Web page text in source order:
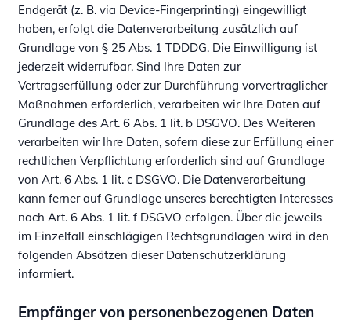
Endgerät (z. B. via Device-Fingerprinting) eingewilligt
haben, erfolgt die Datenverarbeitung zusätzlich auf
Grundlage von § 25 Abs. 1 TDDDG. Die Einwilligung ist
jederzeit widerrufbar. Sind Ihre Daten zur
Vertragserfüllung oder zur Durchführung vorvertraglicher
Maßnahmen erforderlich, verarbeiten wir Ihre Daten auf
Grundlage des Art. 6 Abs. 1 lit. b DSGVO. Des Weiteren
verarbeiten wir Ihre Daten, sofern diese zur Erfüllung einer
rechtlichen Verpflichtung erforderlich sind auf Grundlage
von Art. 6 Abs. 1 lit. c DSGVO. Die Datenverarbeitung
kann ferner auf Grundlage unseres berechtigten Interesses
nach Art. 6 Abs. 1 lit. f DSGVO erfolgen. Über die jeweils
im Einzelfall einschlägigen Rechtsgrundlagen wird in den
folgenden Absätzen dieser Datenschutzerklärung
informiert.
Empfänger von personenbezogenen Daten